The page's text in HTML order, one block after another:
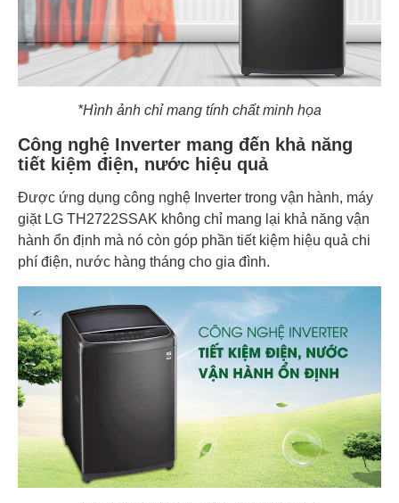
*Hình ảnh chỉ mang tính chất minh họa
Công nghệ Inverter mang đến khả năng
tiết kiệm điện, nước hiệu quả
Được ứng dụng công nghệ Inverter trong vận hành, máy
giặt LG TH2722SSAK không chỉ mang lại khả năng vận
hành ổn định mà nó còn góp phần tiết kiệm hiệu quả chi
phí điện, nước hàng tháng cho gia đình.